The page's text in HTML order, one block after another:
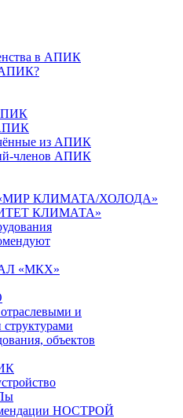
в АПИК
АПИК?
из АПИК
членов АПИК
«МИР КЛИМАТА/ХОЛОДА»
КЛИМАТА»
«МКХ»
и
объектов
НОСТРОЙ